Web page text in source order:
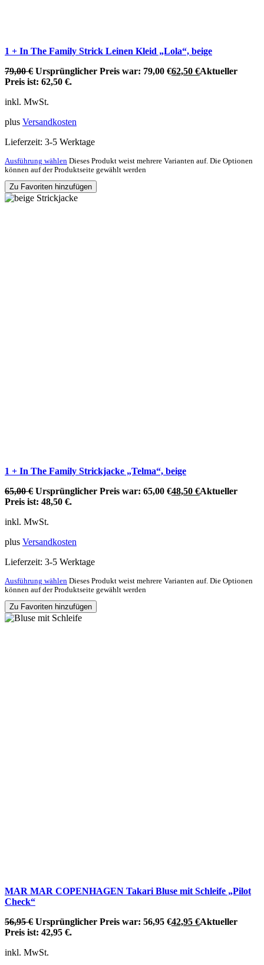
1 + In The Family Strick Leinen Kleid „Lola“, beige
79,00€ Ursprünglicher Preis war: 79,00 €62,50 €Aktueller
Preis ist: 62,50 €.
inkl. MwSt.
plus Versandkosten
Lieferzeit: 3-5 Werktage
Ausführung wählen Dieses Produkt weist mehrere Varianten auf. Die Optionen
können auf der Produktseite gewählt werden
Zu Favoriten hinzufügen
1 + In The Family Strickjacke „Telma“, beige
65,00€ Ursprünglicher Preis war: 65,00 €48,50 €Aktueller
Preis ist: 48,50 €.
inkl. MwSt.
plus Versandkosten
Lieferzeit: 3-5 Werktage
Ausführung wählen Dieses Produkt weist mehrere Varianten auf. Die Optionen
können auf der Produktseite gewählt werden
Zu Favoriten hinzufügen
MAR MAR COPENHAGEN Takari Bluse mit Schleife „Pilot
Check“
56,95€ Ursprünglicher Preis war: 56,95 €42,95 €Aktueller
Preis ist: 42,95 €.
inkl. MwSt.